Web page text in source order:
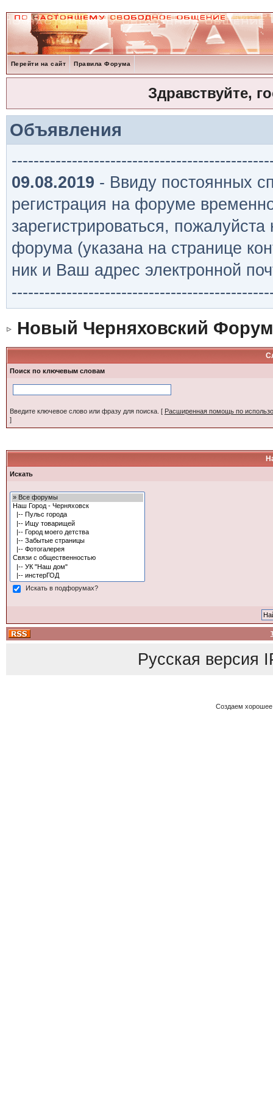
Перейти на сайт Правила Форума
Здравствуйте,
Объявления
09.08.2019 - Ввиду постоянных
регистрация на форуме
зарегистрироваться,
форума (указана на странице
ник и Ваш адрес электронной
Новый Черняховский Форум
Поиск по ключевым словам
Введите ключевое слово или фразу для поиска. [ Расширенная помощь по
]
Искать
Искать в подфорумах?
Русская версия
Создаем